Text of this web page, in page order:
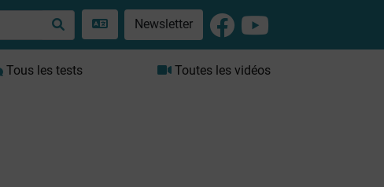
Newsletter
Tous les tests Toutes les vidéos